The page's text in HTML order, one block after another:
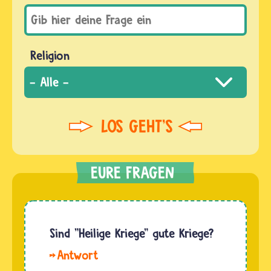
Religion
Sind "Heilige Kriege" gute Kriege?